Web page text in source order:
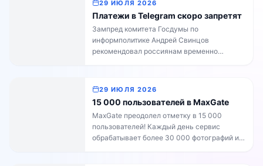
блокировку, но мы связываем её с
нарушениями правил MAX со стороны
участников подключённых чатов. Чтобы
ситуация не повторилась и не затронула
29 ИЮЛЯ 2026
Платежи в Telegram скоро запретят
Зампред комитета Госдумы по
информполитике Андрей Свинцов
рекомендовал россиянам временно
разъяснений Роскомнадзора и ФСБ. К
баланс можно в обычном режиме, и бонус
+15% за пополнение от 500 рублей
действует до конца недели без изменений.
Ни один рубль ваших […]
29 ИЮЛЯ 2026
15 000 пользователей в MaxGate
MaxGate преодолел отметку в 15 000
пользователей! Каждый день сервис
обрабатывает более 30 000 фотографий и